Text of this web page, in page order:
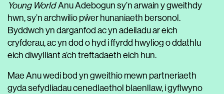
Young WorldAnu Adebogun sy’n arwain y gweithdy
hwn, sy’n archwilio pŵer hunaniaeth bersonol.
Byddwch yn darganfod ac yn adeiladu ar eich
cryfderau, ac yn dod o hyd i ffyrdd hwyliog o ddathlu
eich diwylliant a’ch treftadaeth eich hun.
Mae Anu wedi bod yn gweithio mewn partneriaeth
gyda sefydliadau cenedlaethol blaenllaw, i gyflwyno